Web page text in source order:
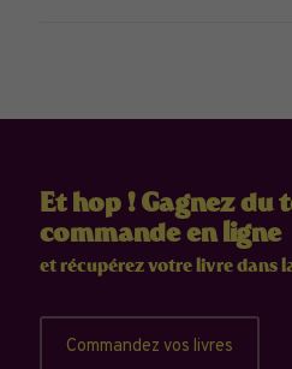
Et hop ! Gagnez du
commande en ligne
et récupérez votre livre dans
Commandez vos livres